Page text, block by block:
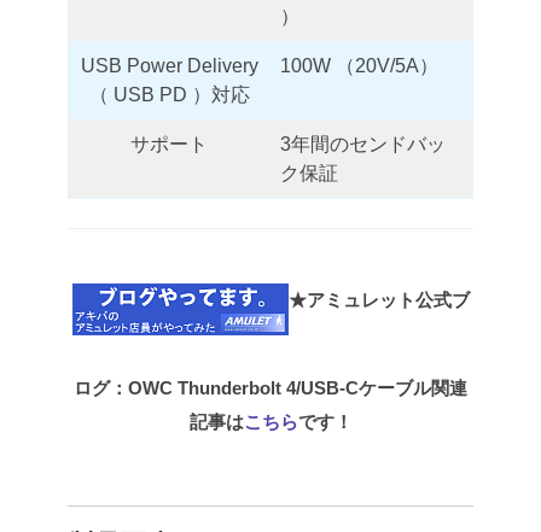
）
USB Power Delivery
（ USB PD ）対応
100W （20V/5A）
サポート
3年間のセンドバッ
ク保証
★アミュレット公式ブ
ログ：OWC Thunderbolt 4/USB-Cケーブル関連
記事はこちらです！